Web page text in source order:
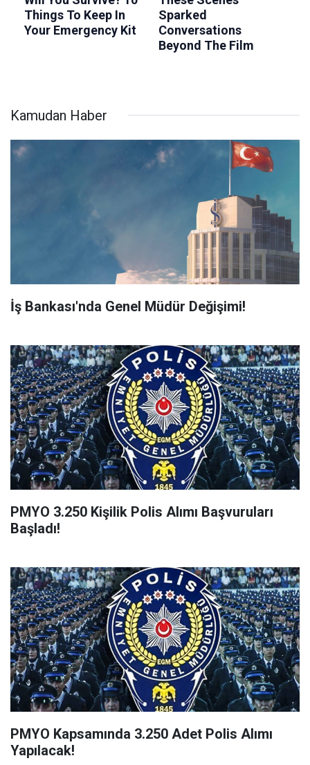
Kamudan Haber
İş Bankası'nda Genel Müdür Değişimi!
PMYO 3.250 Kişilik Polis Alımı Başvuruları
Başladı!
PMYO Kapsamında 3.250 Adet Polis Alımı
Yapılacak!